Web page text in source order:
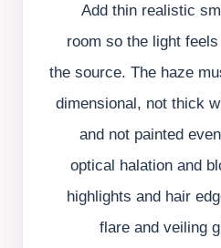
Add thin realistic
room so the light
the source. The haze
dimensional, not thick
and not painted
optical halation and
highlights and hair
flare and veiling